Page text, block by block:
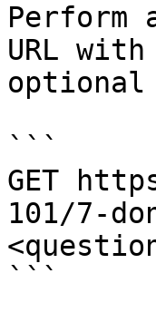
Perform
URL
optional
```
GET
101/7-
```